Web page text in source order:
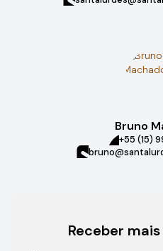
Bruno
+55 (15)
Receber